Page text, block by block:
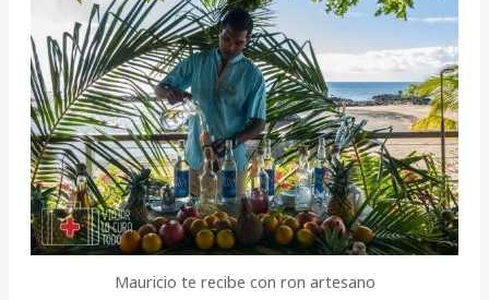
Mauricio te recibe con ron artesano